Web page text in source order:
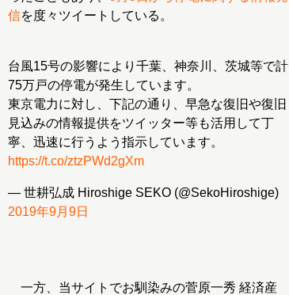
信を度々ツイートしている。
台風15号の影響により千葉、神奈川、茨城等で計
75万戸の停電が発生しています。
東京電力に対し、下記の通り、早急な復旧や復旧
見込みの情報提供をツイッター等も活用して丁
寧、迅速に行うよう指示しています。
https://t.co/ztzPWd2gXm
— 世耕弘成 Hiroshige SEKO (@SekoHiroshige)
2019年9月9日
一方、当サイトでお馴染みの菅原一秀 経済産